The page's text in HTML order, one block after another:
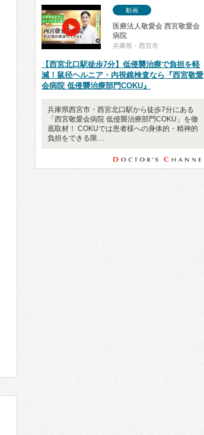
動画
医療法人敬愛会 西宮敬愛会
病院
兵庫県・西宮市
【西宮北口駅徒歩7分】低侵襲治療で負担を軽
減！鼠径ヘルニア・内視鏡検査なら『西宮敬愛
会病院 低侵襲治療部門COKU』
兵庫県西宮市・西宮北口駅から徒歩7分にある
「西宮敬愛会病院 低侵襲治療部門COKU」を徹
底取材！ COKUでは患者様への身体的・精神的
負担をできる限…